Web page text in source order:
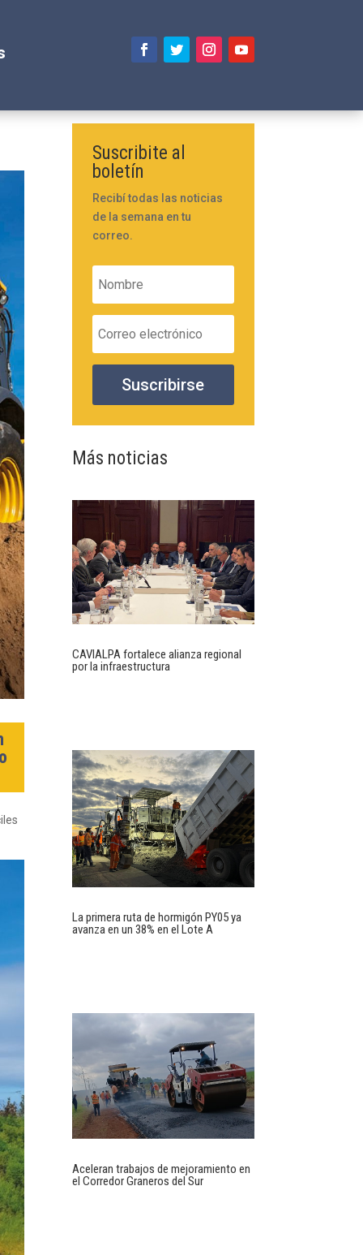
Suscribite al
boletín
Recibí todas las noticias
de la semana en tu
correo.
Suscribirse
Más noticias
CAVIALPA fortalece alianza regional
por la infraestructura
La primera ruta de hormigón PY05 ya
avanza en un 38% en el Lote A
Aceleran trabajos de mejoramiento en
el Corredor Graneros del Sur